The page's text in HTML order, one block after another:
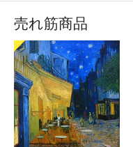
売れ筋商品